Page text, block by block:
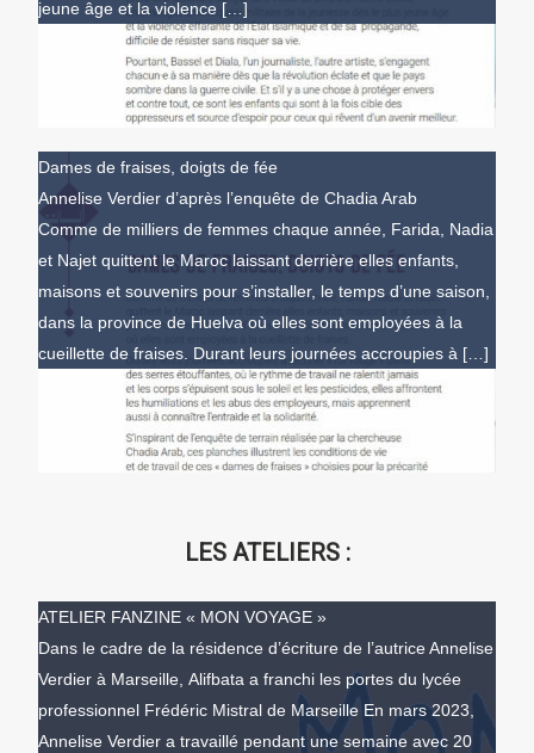
jeune âge et la violence […]
Dames de fraises, doigts de fée
Annelise Verdier d’après l’enquête de Chadia Arab
Comme de milliers de femmes chaque année, Farida, Nadia
et Najet quittent le Maroc laissant derrière elles enfants,
maisons et souvenirs pour s’installer, le temps d’une saison,
dans la province de Huelva où elles sont employées à la
cueillette de fraises. Durant leurs journées accroupies à […]
LES ATELIERS :
ATELIER FANZINE « MON VOYAGE »
Dans le cadre de la résidence d’écriture de l’autrice Annelise
Verdier à Marseille, Alifbata a franchi les portes du lycée
professionnel Frédéric Mistral de Marseille En mars 2023,
Annelise Verdier a travaillé pendant une semaine avec 20